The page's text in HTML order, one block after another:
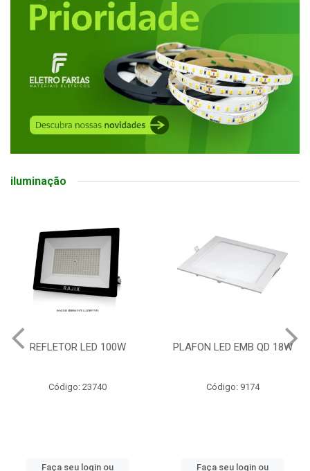
iluminação
REFLETOR LED 100W
Código: 23740
Faça seu login ou
PLAFON LED EMB QD 18W
Código: 9174
Faça seu login ou